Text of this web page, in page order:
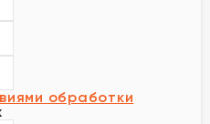
обработки